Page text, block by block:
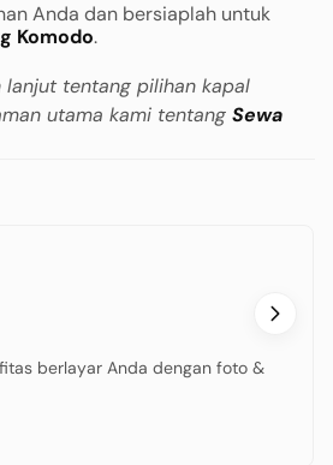
Anda dan bersiaplah untuk
Komodo.
lanjut tentang pilihan kapal
utama kami tentang Sewa
berlayar Anda dengan foto &